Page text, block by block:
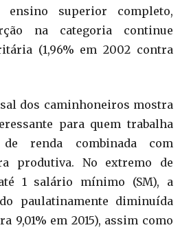
ensino superior completo,
na categoria continue
(1,96% em 2002 contra
dos caminhoneiros mostra
para quem trabalha
renda combinada com
produtiva. No extremo de
1 salário mínimo (SM), a
paulatinamente diminuída
9,01% em 2015), assim como